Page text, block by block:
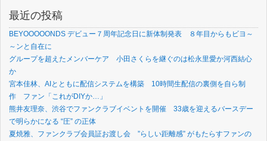
最近の投稿
BEYOOOOONDS デビュー７周年記念日に新体制発表 ８年目からもビヨ～
～ンと自在に
グループを超えたメンバーケア 小田さくらを継ぐのは松永里愛か河西結心
か
宮本佳林、AIとともに配信システムを構築 10時間生配信の裏側を自ら制
作 ファン「これがDIYか…」
熊井友理奈、渋谷でファンクラブイベントを開催 33歳を迎えるバースデー
で明らかになる “圧” の正体
夏焼雅、ファンクラブ会員証お渡し会 ”らしい距離感” がもたらすファンの